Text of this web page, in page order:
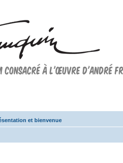
et bienvenue